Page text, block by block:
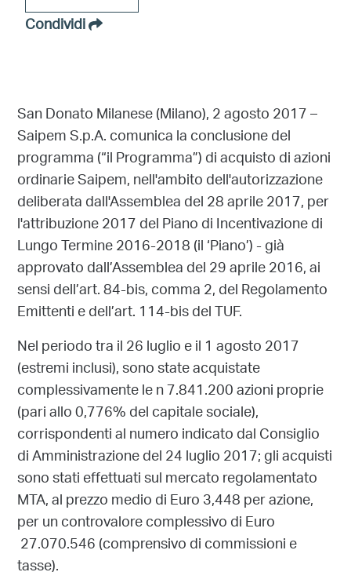
Condividi
San Donato Milanese (Milano), 2 agosto 2017 –
Saipem S.p.A. comunica la conclusione del
programma (“il Programma”) di acquisto di azioni
ordinarie Saipem, nell'ambito dell'autorizzazione
deliberata dall'Assemblea del 28 aprile 2017, per
l'attribuzione 2017 del Piano di Incentivazione di
Lungo Termine 2016-2018 (il ‘Piano’) - già
approvato dall’Assemblea del 29 aprile 2016, ai
sensi dell’art. 84-bis, comma 2, del Regolamento
Emittenti e dell’art. 114-bis del TUF.
Nel periodo tra il 26 luglio e il 1 agosto 2017
(estremi inclusi), sono state acquistate
complessivamente le n 7.841.200 azioni proprie
(pari allo 0,776% del capitale sociale),
corrispondenti al numero indicato dal Consiglio
di Amministrazione del 24 luglio 2017; gli acquisti
sono stati effettuati sul mercato regolamentato
MTA, al prezzo medio di Euro 3,448 per azione,
per un controvalore complessivo di Euro
27.070.546 (comprensivo di commissioni e